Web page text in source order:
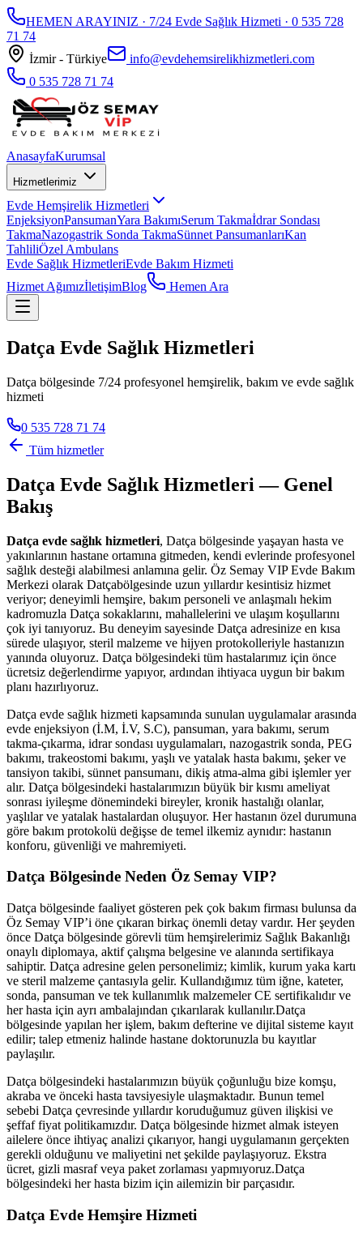
HEMEN ARAYINIZ · 7/24 Evde Sağlık Hizmeti · 0 535 728
71 74
İzmir - Türkiye
info@evdehemsirelikhizmetleri.com
0 535 728 71 74
AnasayfaKurumsal
Hizmetlerimiz
Evde Hemşirelik Hizmetleri
EnjeksiyonPansumanYara BakımıSerum Takmaİdrar Sondası
TakmaNazogastrik Sonda TakmaSünnet PansumanlarıKan
TahliliÖzel Ambulans
Evde Sağlık HizmetleriEvde Bakım Hizmeti
Hizmet AğımızİletişimBlog Hemen Ara
Datça Evde Sağlık Hizmetleri
Datça bölgesinde 7/24 profesyonel hemşirelik, bakım ve evde sağlık
hizmeti
0 535 728 71 74
Tüm hizmetler
Datça Evde Sağlık Hizmetleri — Genel
Bakış
Datça evde sağlık hizmetleri, Datça bölgesinde yaşayan hasta ve
yakınlarının hastane ortamına gitmeden, kendi evlerinde profesyonel
sağlık desteği alabilmesi anlamına gelir. Öz Semay VIP Evde Bakım
Merkezi olarak Datçabölgesinde uzun yıllardır kesintisiz hizmet
veriyor; deneyimli hemşire, bakım personeli ve anlaşmalı hekim
kadromuzla Datça sokaklarını, mahallelerini ve ulaşım koşullarını
çok iyi tanıyoruz. Bu deneyim sayesinde Datça adresinize en kısa
sürede ulaşıyor, steril malzeme ve hijyen protokolleriyle hastanızın
yanında oluyoruz. Datça bölgesindeki tüm hastalarımız için önce
ücretsiz değerlendirme yapıyor, ardından ihtiyaca uygun bir bakım
planı hazırlıyoruz.
Datça evde sağlık hizmeti kapsamında sunulan uygulamalar arasında
evde enjeksiyon (İ.M, İ.V, S.C), pansuman, yara bakımı, serum
takma-çıkarma, idrar sondası uygulamaları, nazogastrik sonda, PEG
bakımı, trakeostomi bakımı, yaşlı ve yatalak hasta bakımı, şeker ve
tansiyon takibi, sünnet pansumanı, dikiş atma-alma gibi işlemler yer
alır. Datça bölgesindeki hastalarımızın büyük bir kısmı ameliyat
sonrası iyileşme dönemindeki bireyler, kronik hastalığı olanlar,
yaşlılar ve yatalak hastalardan oluşuyor. Her hastanın özel durumuna
göre bakım protokolü değişse de temel ilkemiz aynıdır: hastanın
konforu, güvenliği ve mahremiyeti.
Datça Bölgesinde Neden Öz Semay VIP?
Datça bölgesinde faaliyet gösteren pek çok bakım firması bulunsa da
Öz Semay VIP’i öne çıkaran birkaç önemli detay vardır. Her şeyden
önce Datça bölgesinde görevli tüm hemşirelerimiz Sağlık Bakanlığı
onaylı diplomaya, aktif çalışma belgesine ve alanında sertifikaya
sahiptir. Datça adresine gelen personelimiz; kimlik, kurum yaka kartı
ve steril malzeme çantasıyla gelir. Kullandığımız tüm iğne, kateter,
sonda, pansuman ve tek kullanımlık malzemeler CE sertifikalıdır ve
her hasta için ayrı ambalajından çıkarılarak kullanılır.Datça
bölgesinde yapılan her işlem, bakım defterine ve dijital sisteme kayıt
edilir; talep etmeniz halinde hastane doktorunuzla bu kayıtlar
paylaşılır.
Datça bölgesindeki hastalarımızın büyük çoğunluğu bize komşu,
akraba ve önceki hasta tavsiyesiyle ulaşmaktadır. Bunun temel
sebebi Datça çevresinde yıllardır koruduğumuz güven ilişkisi ve
şeffaf fiyat politikamızdır. Datça bölgesinde hizmet almak isteyen
ailelere önce ihtiyaç analizi çıkarıyor, hangi uygulamanın gerçekten
gerekli olduğunu ve maliyetini net şekilde paylaşıyoruz. Ekstra
ücret, gizli masraf veya paket zorlaması yapmıyoruz.Datça
bölgesindeki her hasta bizim için ailemizin bir parçasıdır.
Datça Evde Hemşire Hizmeti